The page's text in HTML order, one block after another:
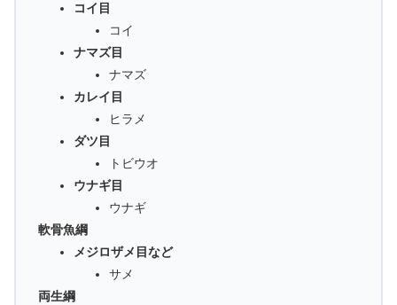
コイ目
コイ
ナマズ目
ナマズ
カレイ目
ヒラメ
ダツ目
トビウオ
ウナギ目
ウナギ
軟骨魚綱
メジロザメ目など
サメ
両生綱